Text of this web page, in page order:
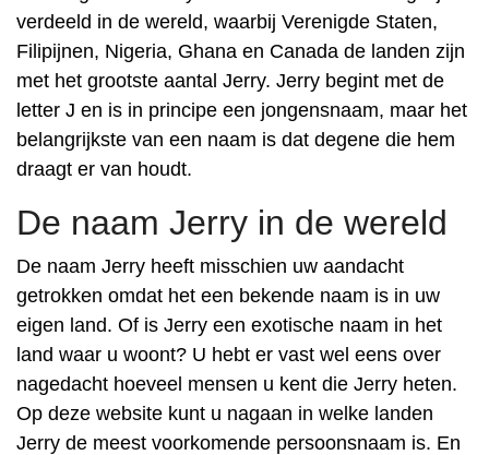
verdeeld in de wereld, waarbij Verenigde Staten,
Filipijnen, Nigeria, Ghana en Canada de landen zijn
met het grootste aantal Jerry. Jerry begint met de
letter J en is in principe een jongensnaam, maar het
belangrijkste van een naam is dat degene die hem
draagt er van houdt.
De naam Jerry in de wereld
De naam Jerry heeft misschien uw aandacht
getrokken omdat het een bekende naam is in uw
eigen land. Of is Jerry een exotische naam in het
land waar u woont? U hebt er vast wel eens over
nagedacht hoeveel mensen u kent die Jerry heten.
Op deze website kunt u nagaan in welke landen
Jerry de meest voorkomende persoonsnaam is. En